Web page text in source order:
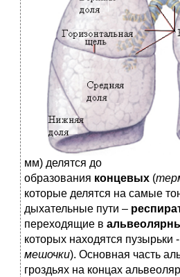
мм) делятся до
образования концевых (
которые делятся на самые
дыхательные пути –
переходящие в
которых находятся пузырьки -
мешочки). Основная часть
гроздьях на концах